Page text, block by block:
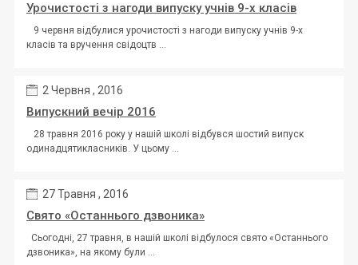
Урочистості з нагоди випуску учнів 9-х класів
9 червня відбулися урочистості з нагоди випуску учнів 9-х
класів та вручення свідоцтв ...
2 Червня , 2016
Випускний вечір 2016
28 травня 2016 року у нашій школі відбувся шостий випуск
одинадцятикласників. У цьому ...
27 Травня , 2016
Свято «Останнього дзвоника»
Сьогодні, 27 травня, в нашій школі відбулося свято «Останнього
дзвоника», на якому були ...